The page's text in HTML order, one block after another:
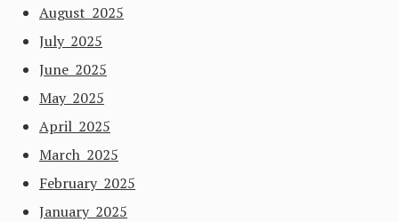
August 2025
July 2025
June 2025
May 2025
April 2025
March 2025
February 2025
January 2025